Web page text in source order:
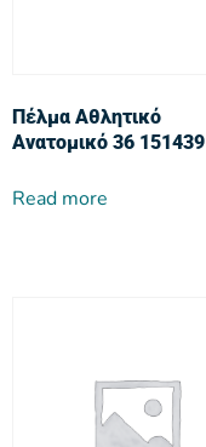
Πέλμα Αθλητικό
Ανατομικό 36 151439
Read more